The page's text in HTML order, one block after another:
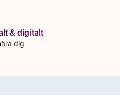
& digitalt
dig